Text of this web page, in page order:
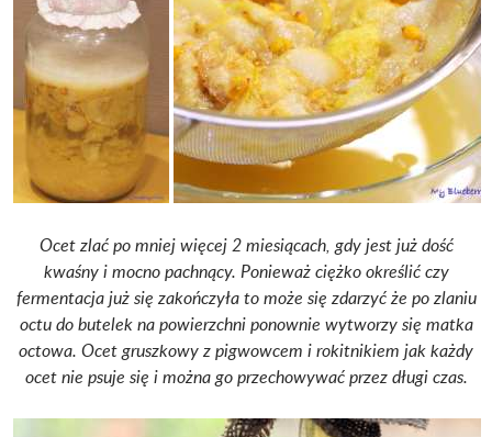
Ocet zlać po mniej więcej 2 miesiącach, gdy jest już dość
kwaśny i mocno pachnący. Ponieważ ciężko określić czy
fermentacja już się zakończyła to może się zdarzyć że po zlaniu
octu do butelek na powierzchni ponownie wytworzy się matka
octowa. Ocet gruszkowy z pigwowcem i rokitnikiem jak każdy
ocet nie psuje się i można go przechowywać przez długi czas.